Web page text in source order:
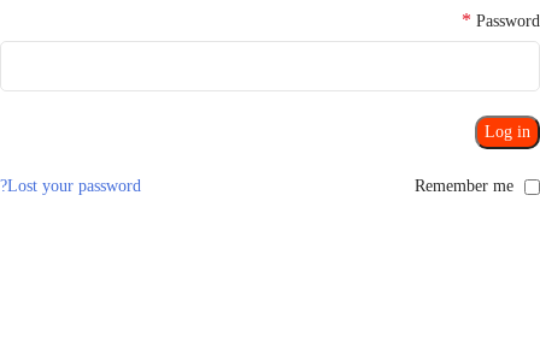
Password
*
Log in
Lost your password? Remember me